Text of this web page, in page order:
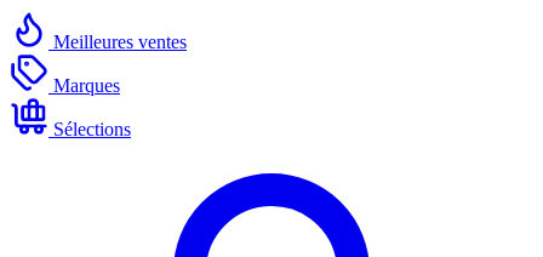
Meilleures ventes
Marques
Sélections